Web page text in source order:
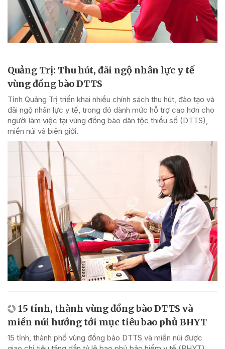
Quảng Trị: Thu hút, đãi ngộ nhân lực y tế
vùng đồng bào DTTS
Tỉnh Quảng Trị triển khai nhiều chính sách thu hút, đào tạo và
đãi ngộ nhân lực y tế, trong đó dành mức hỗ trợ cao hơn cho
người làm việc tại vùng đồng bào dân tộc thiểu số (DTTS),
miền núi và biên giới.
15 tỉnh, thành vùng đồng bào DTTS và
miền núi hướng tới mục tiêu bao phủ BHYT
15 tỉnh, thành phố vùng đồng bào DTTS và miền núi được